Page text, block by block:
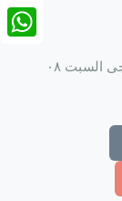
سعر ريال سعودي فى البنك المصرى الخليجى السبت ٠٨